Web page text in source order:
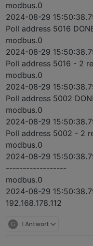
modbus.0
2024-08-29
Poll address 5016
modbus.0
2024-08-29
Poll address 5016 - 2
modbus.0
2024-08-29
Poll address 5002
modbus.0
2024-08-29
Poll address 5002 - 2
modbus.0
2024-08-29
------------------
modbus.0
2024-08-29
192.168.178.112
G 1 Antwort